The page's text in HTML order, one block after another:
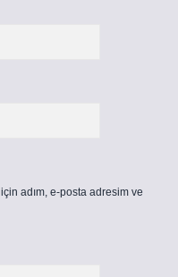
adım, e-posta adresim ve